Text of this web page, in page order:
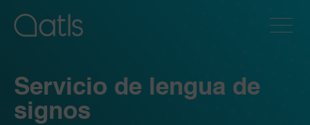
Servicio de lengua de
signos